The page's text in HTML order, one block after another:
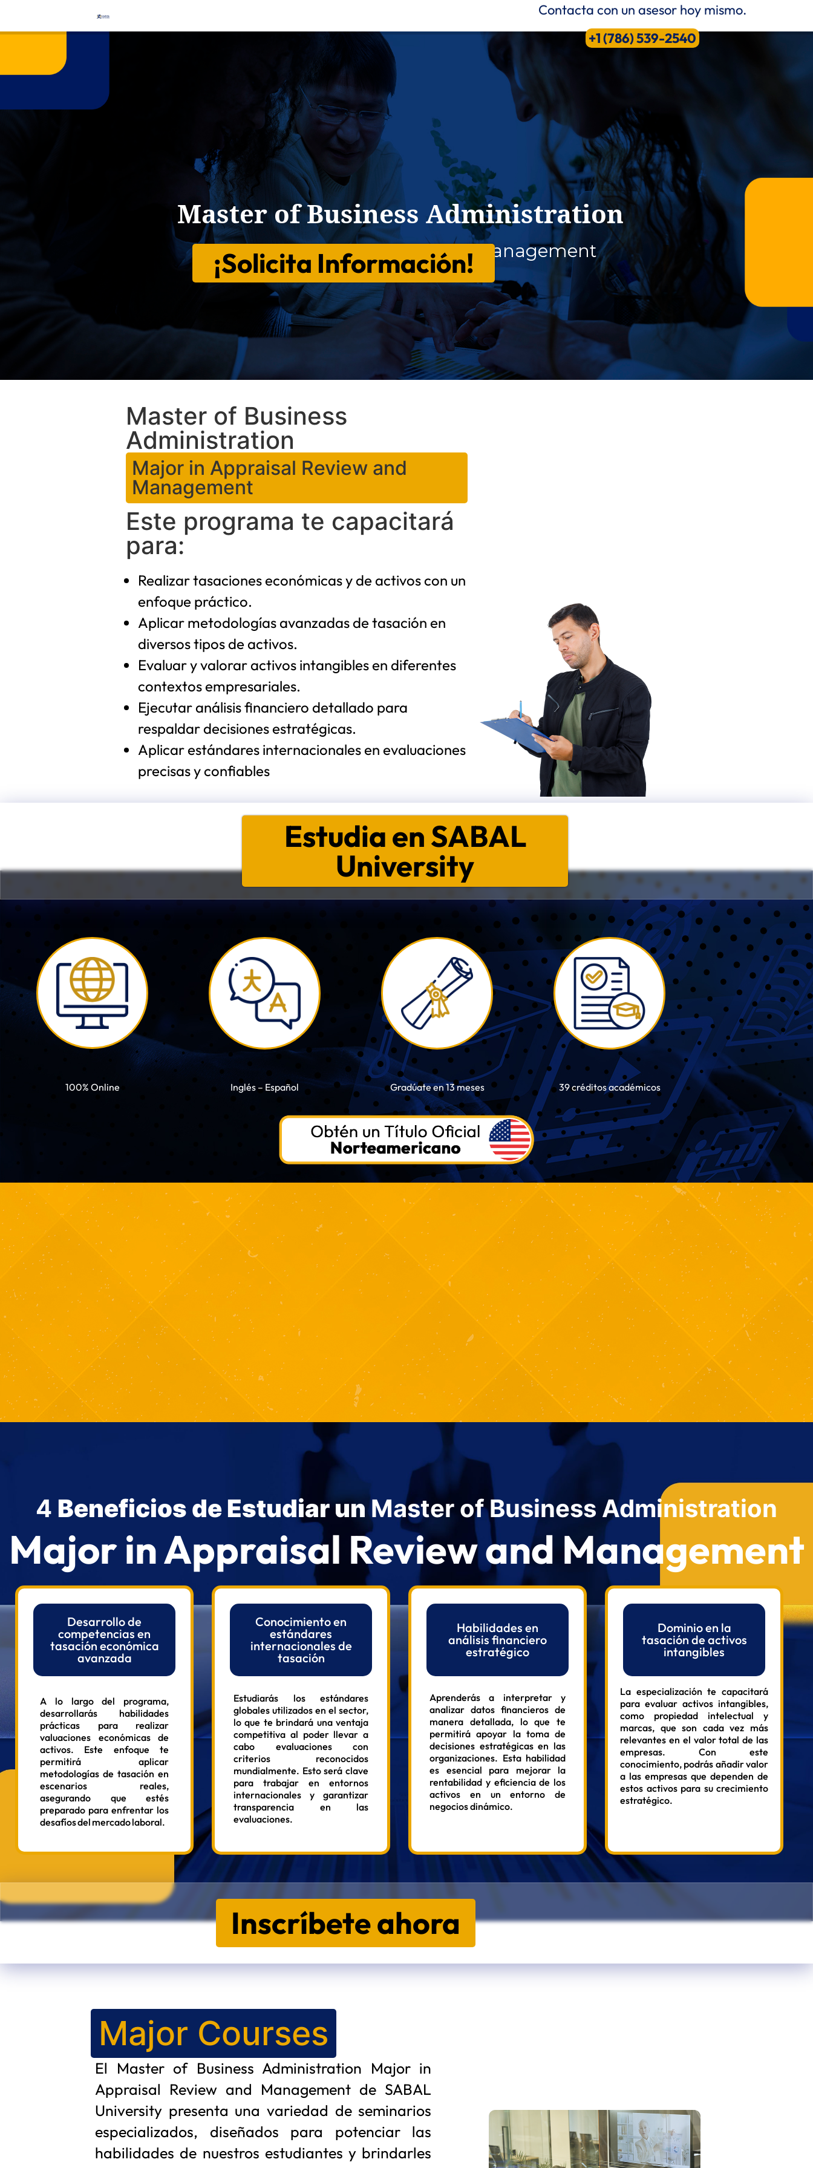
Contacta con un asesor hoy mismo.
+1 (786) 539-2540
Master of Business Administration
Major in Appraisal Review and Management
¡Solicita Información!
Master of Business
Administration
Major in Appraisal Review and
Management
Este programa te capacitará
para:
Realizar tasaciones económicas y de activos con un
enfoque práctico.
Aplicar metodologías avanzadas de tasación en
diversos tipos de activos.
Evaluar y valorar activos intangibles en diferentes
contextos empresariales.
Ejecutar análisis financiero detallado para
respaldar decisiones estratégicas.
Aplicar estándares internacionales en evaluaciones
precisas y confiables
Estudia en SABAL
University
100% Online Inglés – Español Gradúate en 13 meses 39 créditos académicos
4 Beneficios de Estudiar unMaster of Business Administration
Major in Appraisal Review and Management
Desarrollo de
competencias en
tasación económica
avanzada
A lo largo del programa,
desarrollarás habilidades
prácticas para realizar
valuaciones económicas de
activos. Este enfoque te
permitirá aplicar
metodologías de tasación en
escenarios reales,
asegurando que estés
preparado para enfrentar los
desafíos del mercado laboral.
Conocimiento en
estándares
internacionales de
tasación
Estudiarás los estándares
globales utilizados en el sector,
lo que te brindará una ventaja
competitiva al poder llevar a
cabo evaluaciones con
criterios reconocidos
mundialmente. Esto será clave
para trabajar en entornos
internacionales y garantizar
transparencia en las
evaluaciones.
Habilidades en
análisis financiero
estratégico
Aprenderás a interpretar y
analizar datos financieros de
manera detallada, lo que te
permitirá apoyar la toma de
decisiones estratégicas en las
organizaciones. Esta habilidad
es esencial para mejorar la
rentabilidad y eficiencia de los
activos en un entorno de
negocios dinámico.
Dominio en la
tasación de activos
intangibles
La especialización te capacitará
para evaluar activos intangibles,
como propiedad intelectual y
marcas, que son cada vez más
relevantes en el valor total de las
empresas. Con este
conocimiento, podrás añadir valor
a las empresas que dependen de
estos activos para su crecimiento
estratégico.
Inscríbete ahora
Major Courses
El Master of Business Administration Major in
Appraisal Review and Management de SABAL
University presenta una variedad de seminarios
especializados, diseñados para potenciar las
habilidades de nuestros estudiantes y brindarles